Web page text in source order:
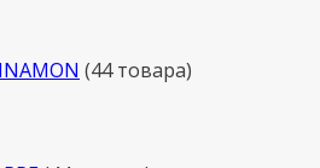
44 товара